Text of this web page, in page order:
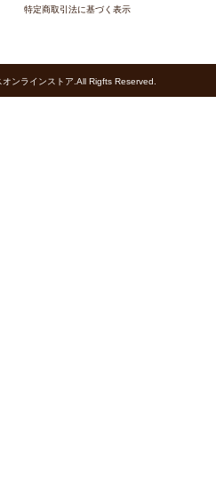
特定商取引法に基づく表示
ンラインストア.All Rigfts Reserved.